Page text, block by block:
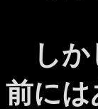
しか
前には